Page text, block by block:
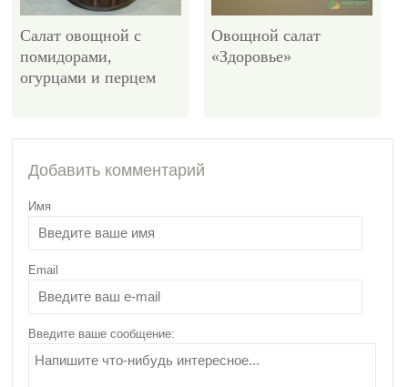
Салат овощной с
помидорами,
огурцами и перцем
Овощной салат
«Здоровье»
Добавить комментарий
Имя
Email
Введите ваше сообщение: